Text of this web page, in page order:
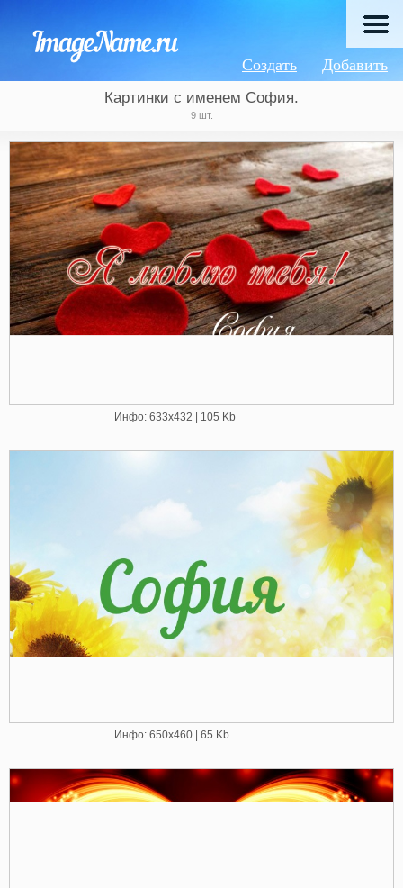
Добавить
Создать
Картинки с именем София.
9 шт.
Инфо: 633х432 | 105 Kb
Инфо: 650х460 | 65 Kb